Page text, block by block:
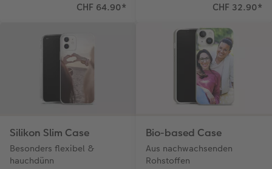
CHF 64.90* CHF 32.90*
Silikon Slim Case
Besonders flexibel &
hauchdünn
Bio-based Case
Aus nachwachsenden
Rohstoffen